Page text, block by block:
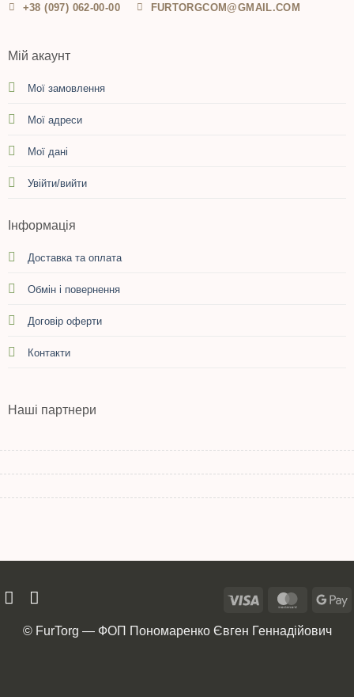
+38 (097) 062-00-00 FURTORGCOM@GMAIL.COM
Мій акаунт
Мої замовлення
Мої адреси
Мої дані
Увійти/вийти
Інформація
Доставка та оплата
Обмін і повернення
Договір оферти
Контакти
Наші партнери
© FurTorg — ФОП Пономаренко Євген Геннадійович